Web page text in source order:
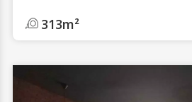
313m²